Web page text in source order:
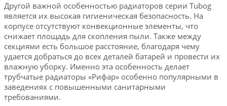
Другой важной особенностью радиаторов серии Tubog
является их высокая гигиеническая безопасность. На
корпусе отсутствуют конвекционные элементы, что
снижает площадь для скопления пыли. Также между
секциями есть большое расстояние, благодаря чему
удается добраться до всех деталей батарей и провести их
влажную уборку. Именно эта особенность делает
трубчатые радиаторы «Рифар» особенно популярными в
заведениях с повышенными санитарными
требованиями.